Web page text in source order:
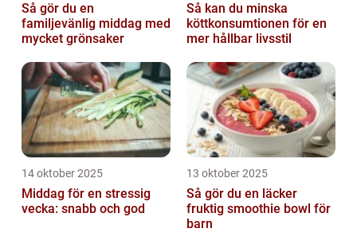
Så gör du en
familjevänlig middag med
mycket grönsaker
Så kan du minska
köttkonsumtionen för en
mer hållbar livsstil
14 oktober 2025
Middag för en stressig
vecka: snabb och god
13 oktober 2025
Så gör du en läcker
fruktig smoothie bowl för
barn